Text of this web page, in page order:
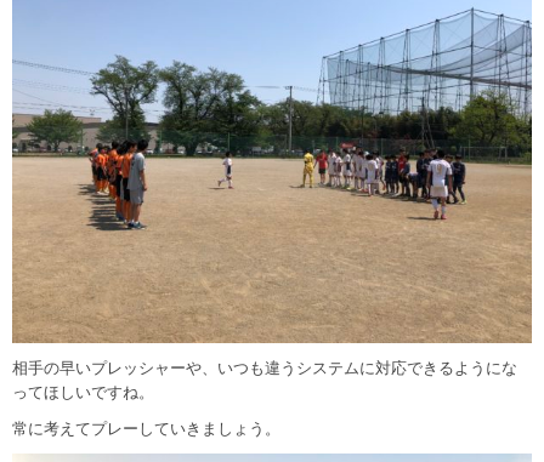
相手の早いプレッシャーや、いつも違うシステムに対応できるようにな
ってほしいですね。
常に考えてプレーしていきましょう。